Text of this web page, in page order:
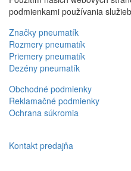
podmienkami používania
Značky pneumatík
Rozmery pneumatík
Priemery pneumatík
Dezény pneumatík
Obchodné podmienky
Reklamačné podmienky
Ochrana súkromia
Kontakt predajňa